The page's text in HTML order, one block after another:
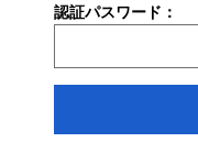
認証パスワード：